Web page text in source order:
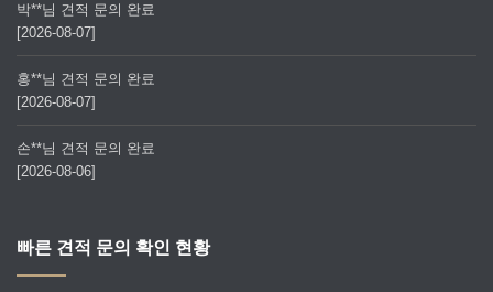
박**님 견적 문의 완료
[2026-08-07]
홍**님 견적 문의 완료
[2026-08-07]
손**님 견적 문의 완료
[2026-08-06]
빠른 견적 문의 확인 현황